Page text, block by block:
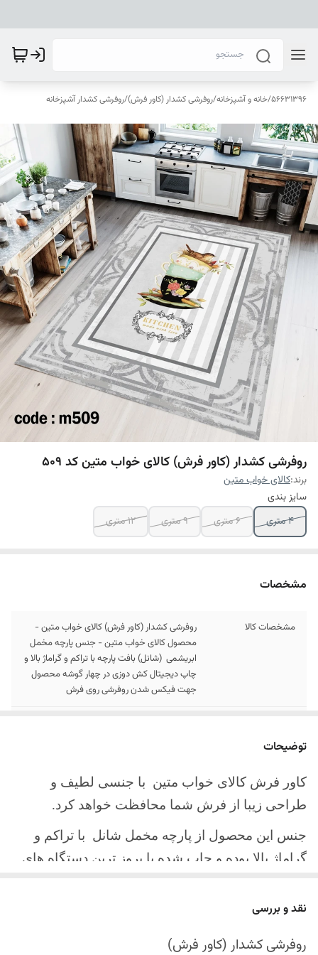
56631396
/خانه و آشپزخانه/روفرشی کشدار (کاور فرش)/روفرشی کشدار آشپزخانه
روفرشی کشدار (کاور فرش) کالای خواب متین کد 509
برند:کالای خواب متین
سایز بندی
4 متری
6 متری 9 متری 12 متری
مشخصات
مشخصات کالا
روفرشی کشدار (کاور فرش) کالای خواب متین -
محصول کالای خواب متین - جنس پارچه مخمل
ابریشمی (شانل) بافت پارچه با تراکم و گراماژ بالا و
چاپ دیجیتال کش دوزی در چهار گوشه محصول
جهت فیکس شدن روفرشی روی فرش
ارسال کالا
آینده
توضیحات
کاور فرش کالای خواب متین با جنسی لطیف و
طراحی زیبا از فرش شما محافظت خواهد کرد.
جنس این محصول از پارچه مخمل شانل با تراکم و
گراماژ بالا بوده و چاپ شده با بروز ترین دستگاه های
چهار گوشه این محصول با کش باکیفیت دوخته‌شده
نقد و بررسی
روفرشی کشدار (کاور فرش)